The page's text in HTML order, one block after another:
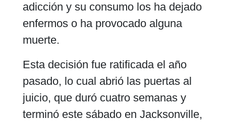
adicción y su consumo los ha dejado
enfermos o ha provocado alguna
muerte.
Esta decisión fue ratificada el año
pasado, lo cual abrió las puertas al
juicio, que duró cuatro semanas y
terminó este sábado en Jacksonville,